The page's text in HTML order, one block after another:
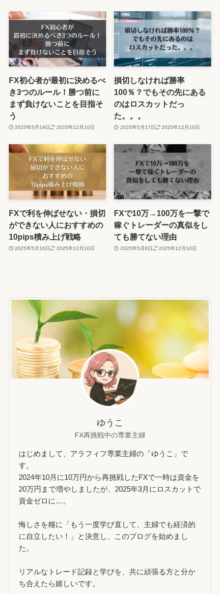
FX初心者が最初に決めるべ
き3つのルール！勝つ前に
まず負けないことを目指そ
う
2025年5月19日 2025年12月10日
損切しなければ勝率
100％？でもその先にある
のはロスカットだっ
た。。。
2025年5月17日 2025年12月10日
FXで利を伸ばせない・損切
ができない人におすすめの
10pips積み上げ戦略
2025年5月16日 2025年12月10日
FXで10万→100万を一撃で
稼ぐトレーダーの真似をし
ても勝てない理由
2025年5月8日 2025年12月10日
ゆうこ
FX再挑戦中の専業主婦
はじめまして、アラフィフ専業主婦の「ゆうこ」で
す。
2024年10月に10万円から再挑戦したFXで一時は資金を
20万円まで増やしましたが、2025年3月にロスカットで
資金ゼロに…。
悔しさを糧に「もう一度学び直して、主婦でも経済的
に自立したい！」と決意し、このブログを始めまし
た。
リアルなトレード記録と学びを、共に頑張る方と分か
ち合えたら嬉しいです。